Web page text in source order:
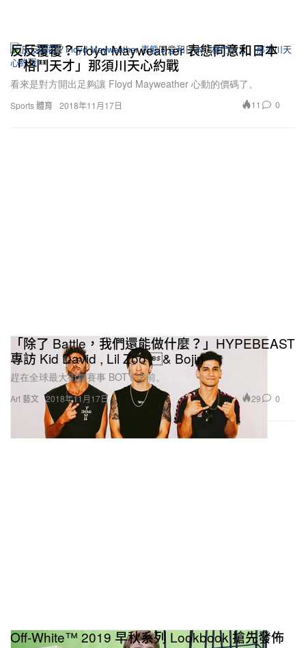
Sports 體育
反反覆覆？Floyd Mayweather 表態同意和日本
「格鬥天才」那須川天心約戰
看來是對方開出足夠讓 Floyd Mayweather 心動的價碼了。
2018年11月17日 11 0
Art 藝文
「除了 Battle，我們還能做什麼？」HYPEBEAST
專訪 Kid David , Lil Zoo & Bojin
趕在全球最大街舞賽事 BOTY 之前。
2018年11月17日 29 0
Off-White™ 2019 早秋系列 Lookbook 搶先發佈